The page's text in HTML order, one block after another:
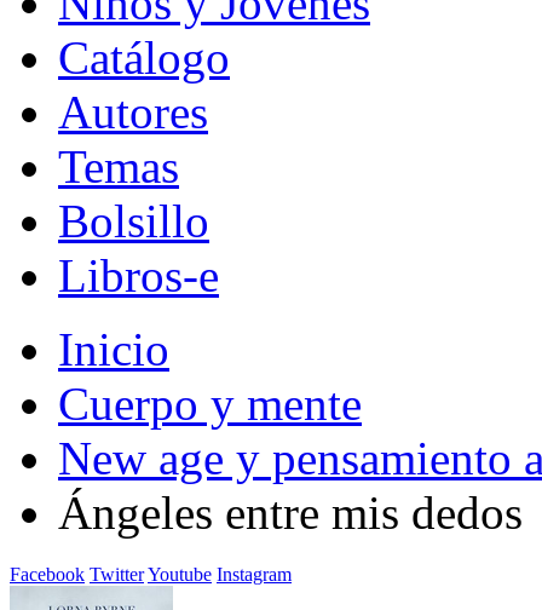
Catálogo
Autores
Temas
Bolsillo
Libros-e
Inicio
Cuerpo y mente
New age y pensamiento
Ángeles entre mis dedos
Facebook TwitterYoutube Instagram